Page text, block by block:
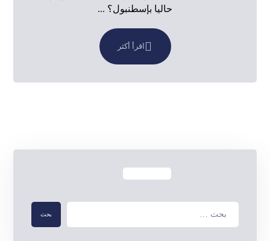
حاليا بإسطنبول؟ ...
اقرأ أكثر